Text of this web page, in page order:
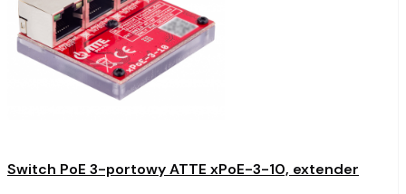
Switch PoE 3-portowy ATTE xPoE-3-10, extender